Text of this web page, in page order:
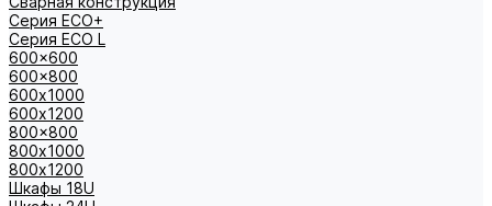
Серия ECO+
Серия ECO L
600x600
600x800
600х1000
600х1200
800x800
800х1000
800х1200
Шкафы 18U